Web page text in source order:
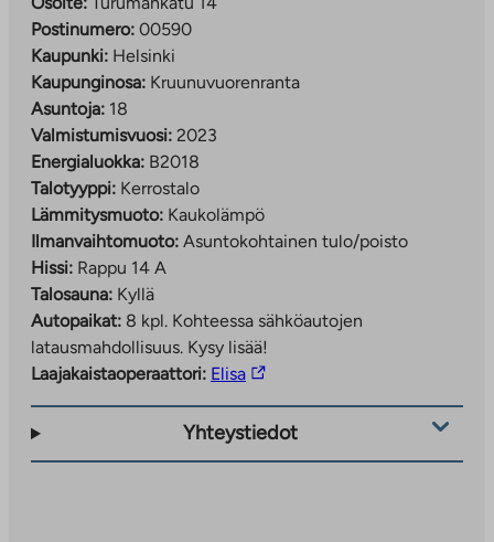
asukasvalinnassa noudatamme valtioneuvoston
asettamia asukasvalintaperusteita. Asunnon saamiseen
vaikuttavat mm. hakijaruokakunnan asunnontarve,
varallisuus ja tulot.
Postinumero: 00590
Kaupunki: Helsinki
Kaupunginosa: Kruunuvuorenranta
Asuntoja: 18
Valmistumisvuosi: 2023
Energialuokka: B2018
Talotyyppi: Kerrostalo
Lämmitysmuoto: Kaukolämpö
Ilmanvaihtomuoto: Asuntokohtainen tulo/poisto
Hissi: Rappu 14 A
Talosauna: Kyllä
Autopaikat: 8 kpl. Kohteessa sähköautojen
latausmahdollisuus. Kysy lisää!
Laajakaistaoperaattori: ElisaLinkki
ulkopuoliseen
Yhteystiedot